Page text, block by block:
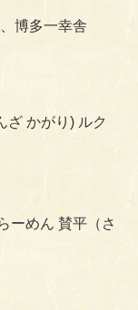
博多一幸舎
ざ かがり) ルク
ーめん 賛平（さ